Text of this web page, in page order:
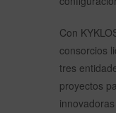
Con
consorcios
tres
proyectos